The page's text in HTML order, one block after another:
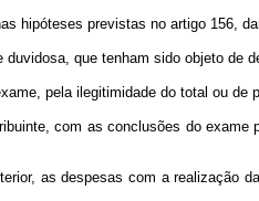
hipóteses previstas no artigo 156,
que tenham sido objeto de
pela ilegitimidade do total ou
com as conclusões do exame
as despesas com a realização